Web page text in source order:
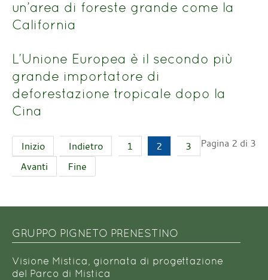
un’area di foreste grande come la
California
L’Unione Europea è il secondo più
grande importatore di
deforestazione tropicale dopo la
Cina
Pagina 2 di 3
Inizio Indietro 1 2
3
Avanti
Fine
GRUPPO PIGNETO PRENESTINO
Visione Mistica, giornata di progettazione
del Parco di Mistica